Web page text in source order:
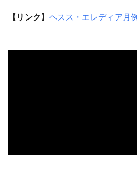
【リンク】 ヘスス・エレディア月